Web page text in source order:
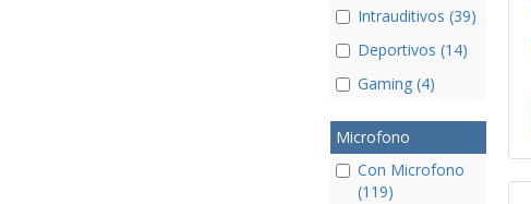
Intrauditivos (39)
Deportivos (14)
Gaming (4)
Microfono
Con Microfono
(119)